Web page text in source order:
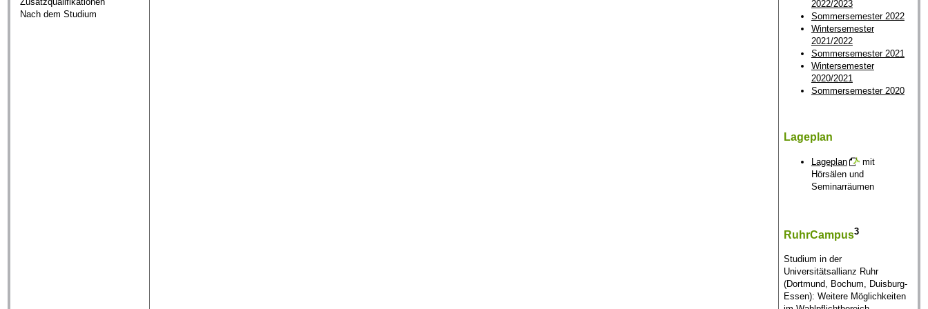
Nach dem Studium
2022/2023
Sommersemester 2022
Wintersemester
2021/2022
Sommersemester 2021
Wintersemester
2020/2021
Sommersemester 2020
Lageplan
Lageplan
mit
Hörsälen und
Seminarräumen
RuhrCampus3
Studium in der
Universitätsallianz Ruhr
(Dortmund, Bochum, Duisburg-
Essen): Weitere Möglichkeiten